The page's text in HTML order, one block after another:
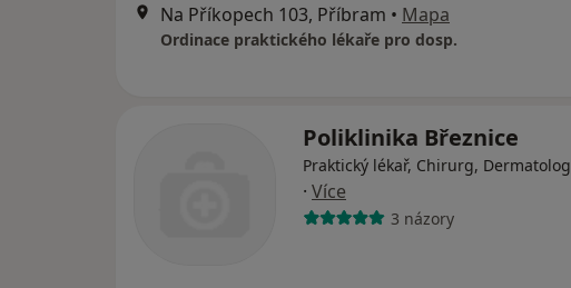
Na Příkopech 103, Příbram • Mapa
Ordinace praktického lékaře pro dosp.
Poliklinika Březnice
Praktický lékař, Chirurg, Dermatolog
· Více
3 názory